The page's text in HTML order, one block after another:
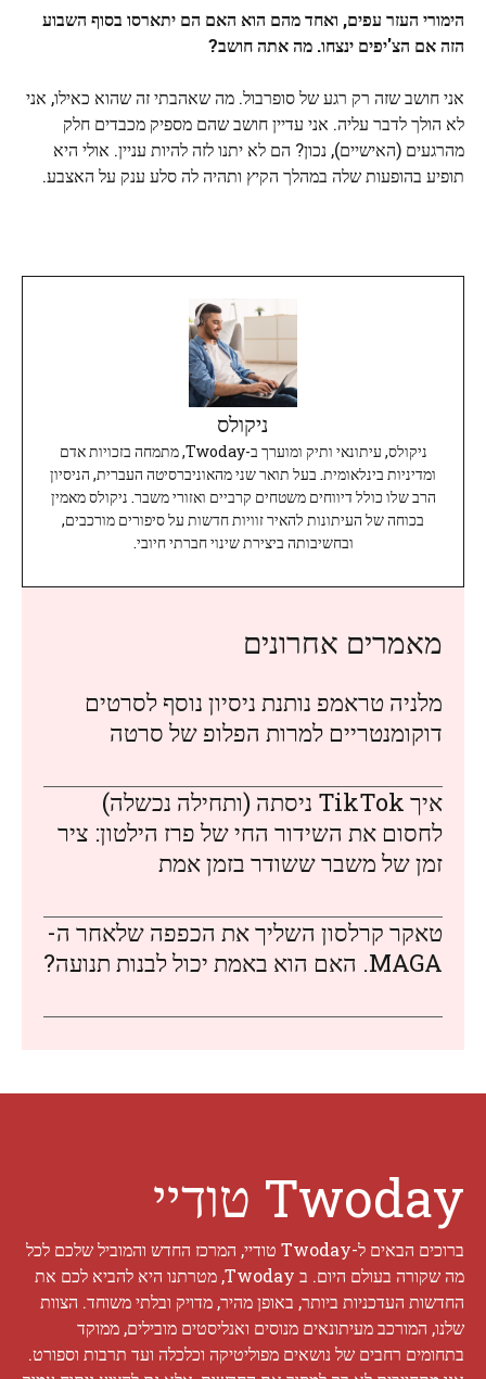
הימורי העזר עפים, ואחד מהם הוא האם הם יתארסו בסוף השבוע
הזה אם הצ'יפים ינצחו. מה אתה חושב?
אני חושב שזה רק רגע של סופרבול. מה שאהבתי זה שהוא כאילו, אני
לא הולך לדבר עליה. אני עדיין חושב שהם מספיק מכבדים חלק
מהרגעים (האישיים), נכון? הם לא יתנו לזה להיות עניין. אולי היא
תופיע בהופעות שלה במהלך הקיץ ותהיה לה סלע ענק על האצבע.
ניקולס
ניקולס, עיתונאי ותיק ומוערך ב-Twoday, מתמחה בזכויות אדם
ומדיניות בינלאומית. בעל תואר שני מהאוניברסיטה העברית, הניסיון
הרב שלו כולל דיווחים משטחים קרביים ואזורי משבר. ניקולס מאמין
בכוחה של העיתונות להאיר זוויות חדשות על סיפורים מורכבים,
ובחשיבותה ביצירת שינוי חברתי חיובי.
מאמרים אחרונים
מלניה טראמפ נותנת ניסיון נוסף לסרטים
דוקומנטריים למרות הפלופ של סרטה
איך TikTok ניסתה (ותחילה נכשלה)
לחסום את השידור החי של פרז הילטון: ציר
זמן של משבר ששודר בזמן אמת
טאקר קרלסון השליך את הכפפה שלאחר ה-
MAGA. האם הוא באמת יכול לבנות תנועה?
Twoday טודיי
ברוכים הבאים ל-Twoday טודיי, המרכז החדש והמוביל שלכם לכל
מה שקורה בעולם היום. ב Twoday, מטרתנו היא להביא לכם את
החדשות העדכניות ביותר, באופן מהיר, מדויק ובלתי משוחד. הצוות
שלנו, המורכב מעיתונאים מנוסים ואנליסטים מובילים, ממוקד
בתחומים רחבים של נושאים מפוליטיקה וכלכלה ועד תרבות וספורט.